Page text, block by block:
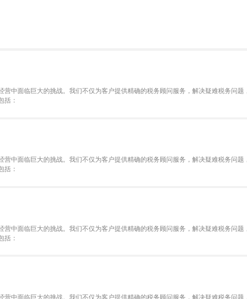
营中面临巨大的挑战。我们不仅为客户提供精确的税务顾问服务，解决疑难税务问
括：
营中面临巨大的挑战。我们不仅为客户提供精确的税务顾问服务，解决疑难税务问
括：
营中面临巨大的挑战。我们不仅为客户提供精确的税务顾问服务，解决疑难税务问
括：
营中面临巨大的挑战。我们不仅为客户提供精确的税务顾问服务，解决疑难税务问